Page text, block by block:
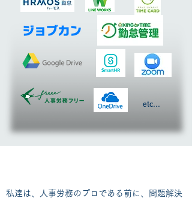
etc...
​私達は、人事労務のプロである前に、問題解決